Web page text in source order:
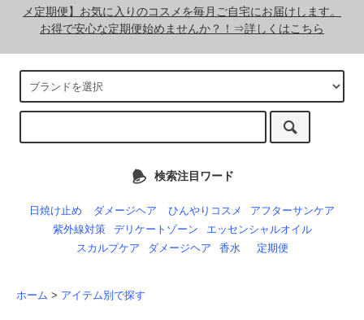
メ定期便】お気に入りのコスメを毎月ご自宅にお届けします。
お得で安心な定期便始めませんか？！⇒詳しくはこちら
検索注目ワード
日焼け止め ダメージヘア ひんやりコスメ
アフターサンケア
紫外線対策
デリケートゾーン
エッセンシャルオイル
スカルプケア
ダメージヘア 香水 定期便
ホーム > アイテム別で探す